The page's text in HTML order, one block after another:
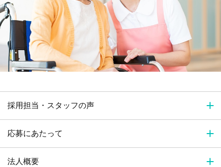
採用担当・スタッフの声
応募にあたって
法人概要